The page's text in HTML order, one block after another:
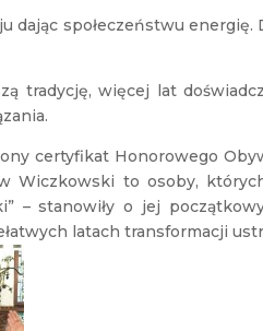
dając społeczeństwu
tradycję, więcej lat
certyfikat Honorowego
Wiczkowski to osoby,
– stanowiły o jej
latach transformacji